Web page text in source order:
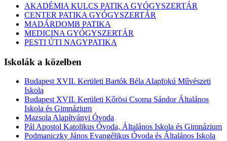
AKADÉMIA KULCS PATIKA GYÓGYSZERTÁR
CENTER PATIKA GYÓGYSZERTÁR
MADÁRDOMB PATIKA
MEDICINA GYÓGYSZERTÁR
PESTI ÚTI NAGYPATIKA
Iskolák a közelben
Budapest XVII. Kerületi Bartók Béla Alapfokú Művészeti
Iskola
Budapest XVII. Kerületi Kőrösi Csoma Sándor Általános
Iskola és Gimnázium
Mazsola Alapítványi Óvoda
Pál Apostol Katolikus Óvoda, Általános Iskola és Gimnázium
Podmaniczky János Evangélikus Óvoda és Általános Iskola